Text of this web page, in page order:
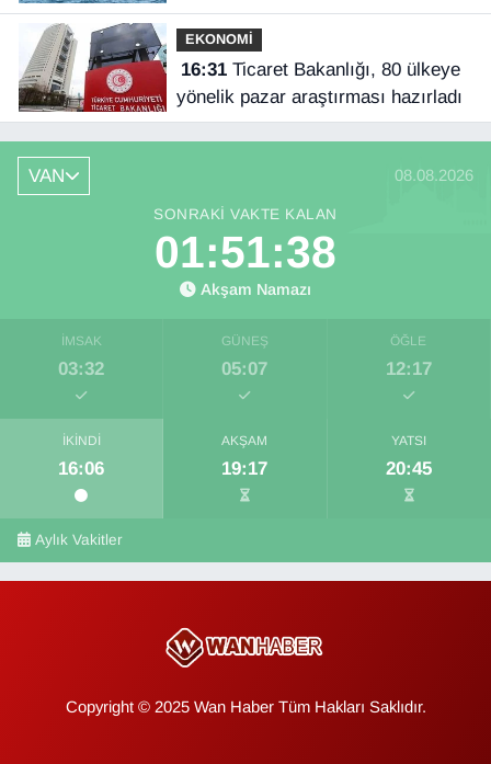
kurtardı
EKONOMİ
16:31Ticaret Bakanlığı, 80 ülkeye
yönelik pazar araştırması hazırladı
VAN 08.08.2026
SONRAKI VAKTE KALAN
01:51:37
Akşam Namazı
İMSAK
03:32
GÜNEŞ
05:07
ÖĞLE
12:17
İKINDI
16:06
AKŞAM
19:17
YATSI
20:45
Aylık Vakitler
Copyright © 2025 Wan Haber Tüm Hakları Saklıdır.